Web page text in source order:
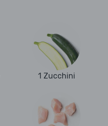
1 Zucchini